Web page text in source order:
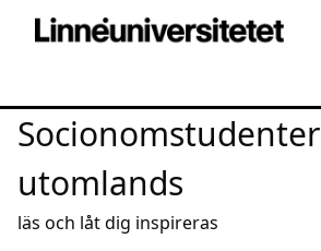
Socionomstudenter
utomlands
läs och låt dig inspireras